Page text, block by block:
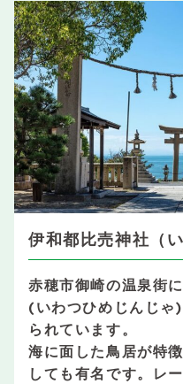
伊和都比売神社（
赤穂市御崎の温泉街
(いわつひめじんじゃ
られています。
海に面した鳥居が特
しても有名です。レ